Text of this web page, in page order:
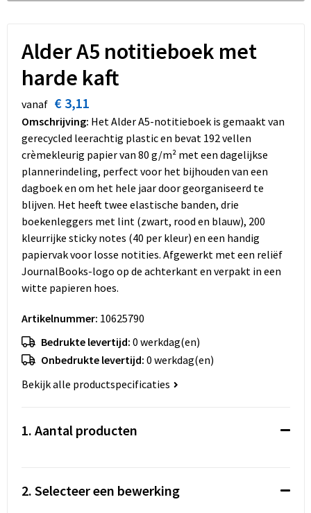
Kledingaccessoires
Schorten en Sloven
Gilets
Restauranttextiel
Hoofdbescherming
Gehoorbescherming
Gereedschap
Ademhalingsbescherming
Snoepgoed
Spellen voor binnen en buiten
Sport
Veiligheid, Auto en Fiets
Vrije tijd en Strand
Promotietassen
Boodschappentassen
Reistassen
Schoudertassen
Toilettassen
Koffers en Trolleys
Sporttassen
Schoenentassen
Koeltassen en Koelboxen
Accessoires voor tassen
Strandtassen
Laptop hoezen en tassen
Alder A5 notitieboek met
harde kaft
vanaf € 3,11
Omschrijving: Het Alder A5-notitieboek is gemaakt van
gerecycled leerachtig plastic en bevat 192 vellen
crèmekleurig papier van 80 g/m² met een dagelijkse
plannerindeling, perfect voor het bijhouden van een
dagboek en om het hele jaar door georganiseerd te
blijven. Het heeft twee elastische banden, drie
boekenleggers met lint (zwart, rood en blauw), 200
kleurrijke sticky notes (40 per kleur) en een handig
papiervak voor losse notities. Afgewerkt met een reliëf
JournalBooks-logo op de achterkant en verpakt in een
witte papieren hoes.
Artikelnummer: 10625790
Bedrukte levertijd: 0 werkdag(en)
Onbedrukte levertijd: 0 werkdag(en)
Bekijk alle productspecificaties
1. Aantal producten
2. Selecteer een bewerking